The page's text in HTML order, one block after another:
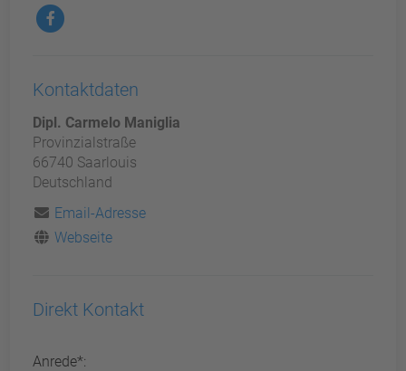
Kontaktdaten
Dipl. Carmelo Maniglia
Provinzialstraße
66740 Saarlouis
Deutschland
Email-Adresse
Webseite
Direkt Kontakt
Anrede*: